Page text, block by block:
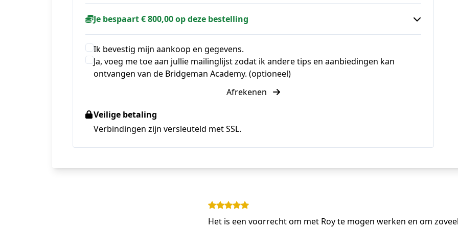
Je bespaart € 800,00 op deze bestelling
Ik bevestig mijn aankoop en gegevens.
Ja, voeg me toe aan jullie mailinglijst zodat ik andere tips en aanbiedingen kan
ontvangen van de Bridgeman Academy. (optioneel)
Afrekenen
Veilige betaling
Verbindingen zijn versleuteld met SSL.
Het is een voorrecht om met Roy te mogen werken en om